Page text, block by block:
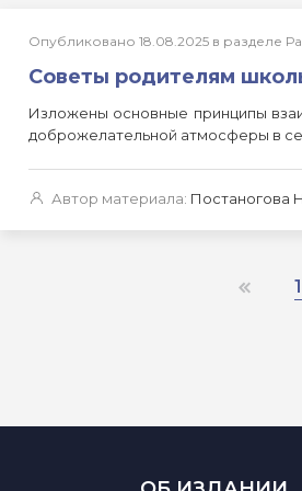
Опубликовано 18.08.2025 в разделе
Советы родителям
Изложены основные принципы
доброжелательной атмосферы в
Автор материала: Постаногова
1